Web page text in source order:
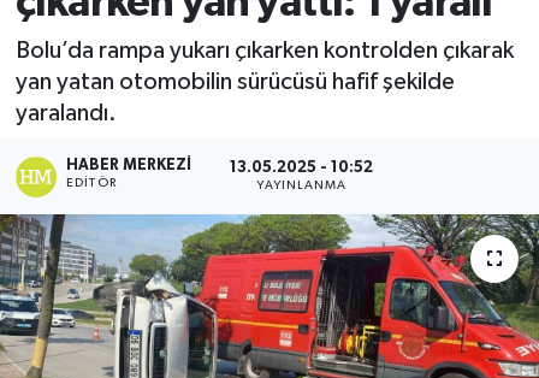
Bolu’da rampa yukarı çıkarken kontrolden çıkarak
yan yatan otomobilin sürücüsü hafif şekilde
yaralandı.
HABER MERKEZI
EDITÖR
13.05.2025 - 10:52
YAYINLANMA
Ekonomi
Sağlık
Tokat Haber